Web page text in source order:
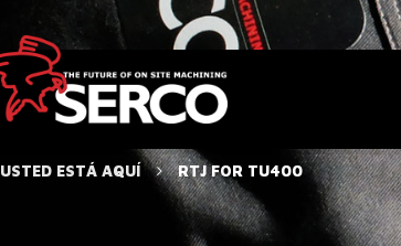
USTED ESTÁ AQUÍ RTJ FOR TU400